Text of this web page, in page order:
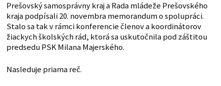
Prešovský samosprávny kraj a Rada mládeže Prešovského
kraja podpísali 20. novembra memorandum o spolupráci.
Stalo sa tak v rámci konferencie členov a koordinátorov
žiackych školských rád, ktorá sa uskutočnila pod záštitou
predsedu PSK Milana Majerského.
Nasleduje priama reč.